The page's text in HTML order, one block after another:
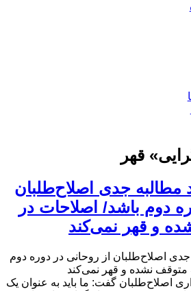
قهر
مطالبه جدی اصلاح‌طلبان
دوم باشد/ اصلاحات در
و قهر نمی‌کند
جدی اصلاح‌طلبان از روحانی در دوره دوم
متوقف نشده و قهر نمی‌کند
اصلاح‌طلبان گفت: ما باید به عنوان یک